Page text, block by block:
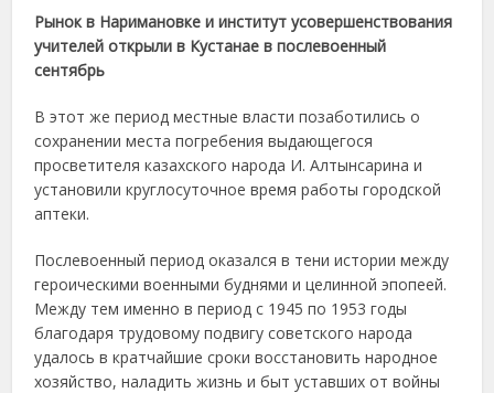
Рынок в Наримановке и институт усовершенствования
учителей открыли в Кустанае в послевоенный
сентябрь
В этот же период местные власти позаботились о
сохранении места погребения выдающегося
просветителя казахского народа И. Алтынсарина и
установили круглосуточное время работы городской
аптеки.
Послевоенный период оказался в тени истории между
героическими военными буднями и целинной эпопеей.
Между тем именно в период с 1945 по 1953 годы
благодаря трудовому подвигу советского народа
удалось в кратчайшие сроки восстановить народное
хозяйство, наладить жизнь и быт уставших от войны